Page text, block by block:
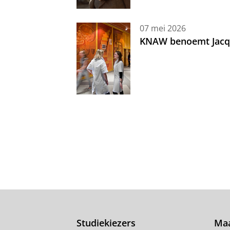
07 mei 2026
KNAW benoemt
Studiekiezers